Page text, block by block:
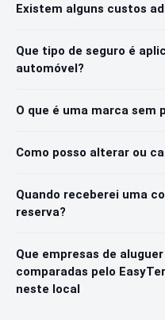
Existem alguns custos
Que tipo de seguro é
automóvel?
O que é uma marca sem
Como posso alterar ou
Quando receberei uma
reserva?
Que empresas de
comparadas pelo
neste local